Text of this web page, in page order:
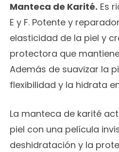
Manteca de Karité. Es
E y F. Potente y
elasticidad de la piel y
protectora que
Además de suavizar la
flexibilidad y la hidrata
La manteca de karité
piel con una película
deshidratación y la